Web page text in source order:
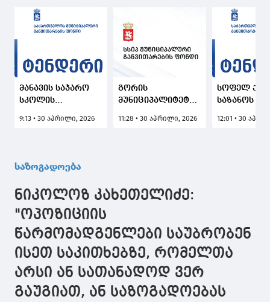
მანავის საჯარო
სკოლის
რეაბილიტაციისთვის
9:13 • 30 აპრილი, 2026
გორის
მუნიციპალიტეტის
საჯარო სკოლის
11:28 • 30 აპრილი, 2026
სოფელ
საზანოს N1
12:01 • 30
საზოგადოება
ნიკოლოზ კახეთელიძე:
"ოპოზიციის
წარმომადგენლები საუბრობენ
ისეთ საკითხებზე, რომელთა
არსი ან სათანადოდ ვერ
გაუგიათ, ან საზოგადოებას